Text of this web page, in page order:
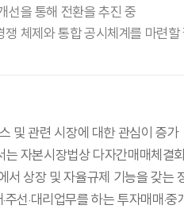
선을 통해 전환을 추진 중
체제와 통합 공시체계를 마련할
및 관련 시장에 대한 관심이 증가
자본시장법상 다자간매매체결
서 상장 및 자율규제 기능을 갖는
선‧대리업무를 하는 투자매매‧중